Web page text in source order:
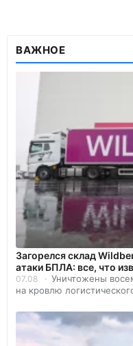
ВАЖНОЕ
Загорелся склад
атаки БПЛА: все, что
07.08
Уничтожены
на кровлю